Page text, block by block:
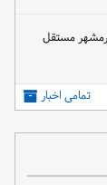
مستقل
تمامی اخبار